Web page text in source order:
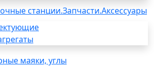
станции.Запчасти.Аксессуары
маяки, углы